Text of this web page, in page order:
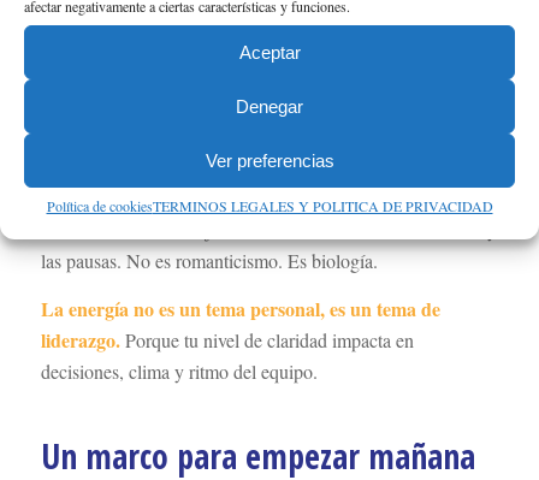
afectar negativamente a ciertas características y funciones.
Aceptar
Denegar
Ver preferencias
Política de cookiesTERMINOS LEGALES Y POLITICA DE PRIVACIDAD
La idea no es controlar, sinodar seguimiento mínimo para
que la responsabilidad no se diluya
6) Energía por delante de volumen
las pausas. No es romanticismo. Es biología.
La energía no es un tema personal, es un tema de
liderazgo.Porque tu nivel de claridad impacta en
decisiones, clima y ritmo del equipo.
Un marco para empezar mañana